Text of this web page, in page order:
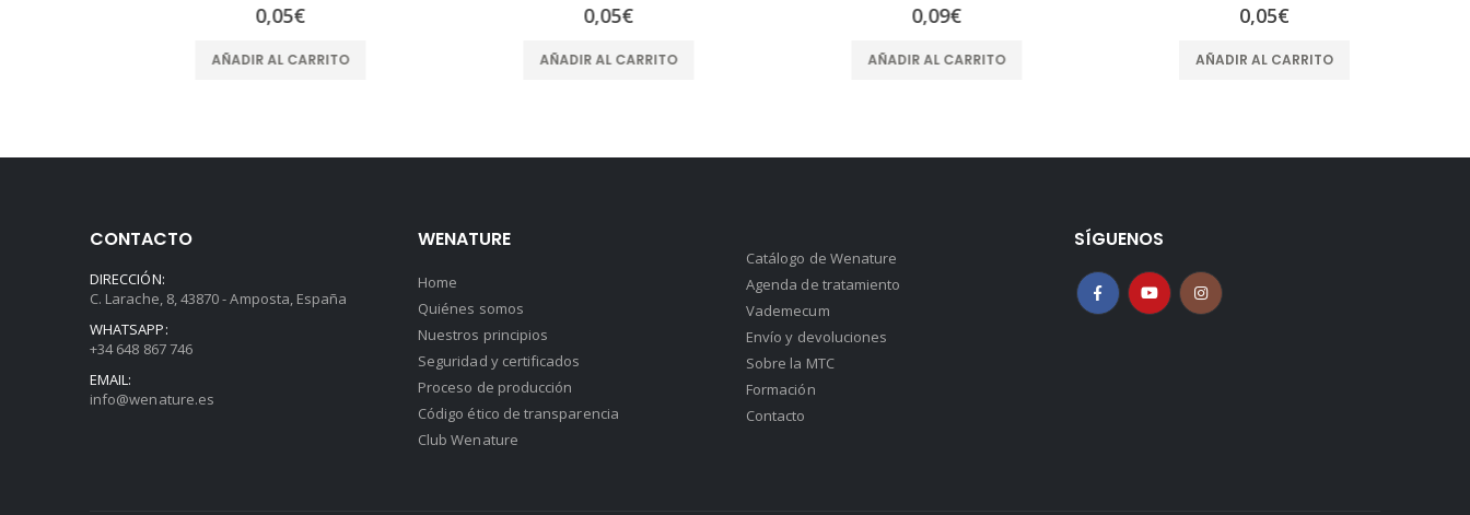
€
AÑADIR AL CARRITO
€
AÑADIR AL CARRITO
€
AÑADIR AL CARRITO
€
AÑADIR AL CARRITO
CONTACTO
DIRECCIÓN:
C. Larache, 8, 43870 - Amposta, España
WHATSAPP:
+34 648 867 746
EMAIL:
info@wenature.es
WENATURE
Home
Quiénes somos
Nuestros principios
Seguridad y certificados
Proceso de producción
Código ético de transparencia
Club Wenature
Catálogo de Wenature
Agenda de tratamiento
Vademecum
Envío y devoluciones
Sobre la MTC
Formación
Contacto
SÍGUENOS